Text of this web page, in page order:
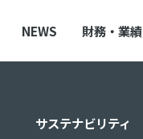
NEWS 財務・業績
サステナビリティ